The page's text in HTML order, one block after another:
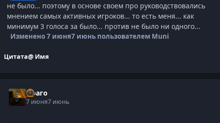
не было... поэтому в основе своем про руководствовались
мнением самых активных игроков... то есть меня... как
минимум 3 голоса за было... против не было ни одного...
Изменено7 июня7 июньпользователем Muni
Цитата@ Имя
Драго
7 июня7 июнь